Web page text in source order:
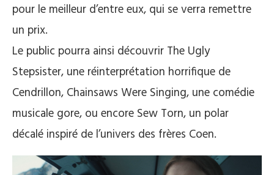
pour le meilleur d’entre eux, qui se verra remettre
un prix.
Le public pourra ainsi découvrir The Ugly
Stepsister, une réinterprétation horrifique de
Cendrillon, Chainsaws Were Singing, une comédie
musicale gore, ou encore Sew Torn, un polar
décalé inspiré de l’univers des frères Coen.